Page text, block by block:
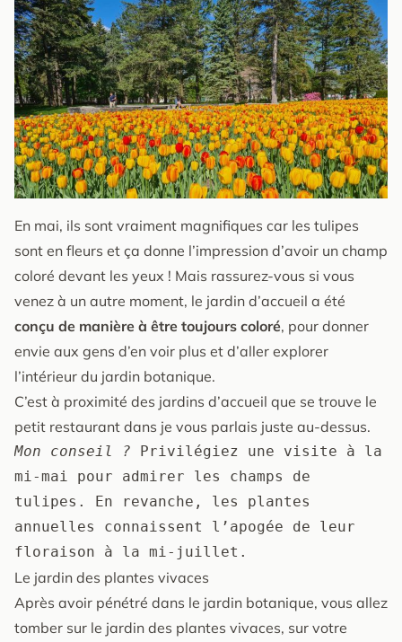
En mai, ils sont vraiment magnifiques car les tulipes
sont en fleurs et ça donne l’impression d’avoir un champ
coloré devant les yeux ! Mais rassurez-vous si vous
venez à un autre moment, le jardin d’accueil a été
conçu de manière à être toujours coloré, pour donner
envie aux gens d’en voir plus et d’aller explorer
l’intérieur du jardin botanique.
C’est à proximité des jardins d’accueil que se trouve le
petit restaurant dans je vous parlais juste au-dessus.
Mon conseil ? Privilégiez une visite à la
mi-mai pour admirer les champs de
tulipes. En revanche, les plantes
annuelles connaissent l’apogée de leur
floraison à la mi-juillet.
Le jardin des plantes vivaces
Après avoir pénétré dans le jardin botanique, vous allez
tomber sur le jardin des plantes vivaces, sur votre